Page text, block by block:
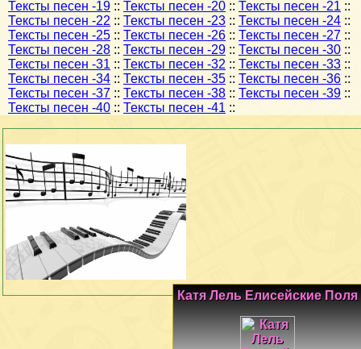
Тексты песен -19 :: Тексты песен -20 :: Тексты песен -21 ::
Тексты песен -22 :: Тексты песен -23 :: Тексты песен -24 ::
Тексты песен -25 :: Тексты песен -26 :: Тексты песен -27 ::
Тексты песен -28 :: Тексты песен -29 :: Тексты песен -30 ::
Тексты песен -31 :: Тексты песен -32 :: Тексты песен -33 ::
Тексты песен -34 :: Тексты песен -35 :: Тексты песен -36 ::
Тексты песен -37 :: Тексты песен -38 :: Тексты песен -39 ::
Тексты песен -40 :: Тексты песен -41 ::
Катя Лель Елисейские Поля